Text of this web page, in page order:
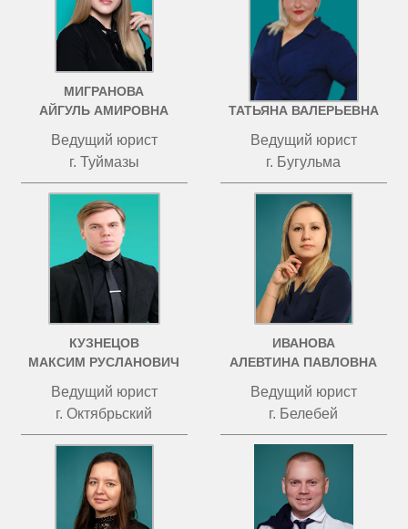
МИГРАНОВА
АЙГУЛЬ АМИРОВНА
Ведущий юрист
г. Туймазы
ЧИСТОВА
ТАТЬЯНА ВАЛЕРЬЕВНА
Ведущий юрист
г. Бугульма
КУЗНЕЦОВ
МАКСИМ РУСЛАНОВИЧ
Ведущий юрист
г. Октябрьский
ИВАНОВА
АЛЕВТИНА ПАВЛОВНА
Ведущий юрист
г. Белебей